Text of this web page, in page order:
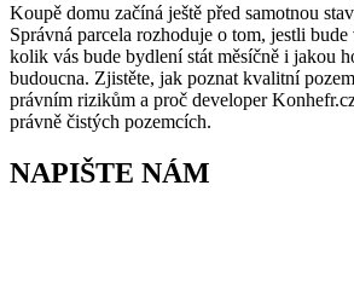
Koupě domu začíná ještě před samotnou
Správná parcela rozhoduje o tom, jestli bude
kolik vás bude bydlení stát měsíčně i jakou
budoucna. Zjistěte, jak poznat kvalitní
právním rizikům a proč developer
právně čistých pozemcích.
NAPIŠTE NÁM